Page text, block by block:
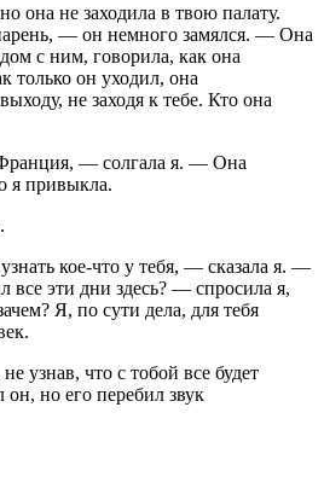
не заходила в твою палату.
— он немного замялся. — Она
с ним, говорила, как она
только он уходил, она
не заходя к тебе. Кто она
— солгала я. — Она
я привыкла.
кое-что у тебя, — сказала я. —
все эти дни здесь? — спросила я,
Я, по сути дела, для тебя
узнав, что с тобой все будет
но его перебил звук